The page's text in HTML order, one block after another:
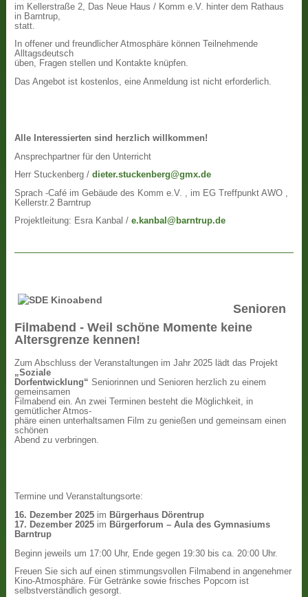
im Kellerstraße 2, Das Neue Haus / Komm e.V. hinter dem Rathaus
in Barntrup,
statt.
In offener und freundlicher Atmosphäre können Teilnehmende
Alltagsdeutsch
üben, Fragen stellen und Kontakte knüpfen.
Das Angebot ist kostenlos, eine Anmeldung ist nicht erforderlich.
Alle Interessierten sind herzlich willkommen!
Ansprechpartner für den Unterricht
Herr Stuckenberg /dieter.stuckenberg@gmx.de
Sprach -Café im Gebäude des Komm e.V. , im EG Treffpunkt AWO ,
Kellerstr.2 Barntrup
Projektleitung: Esra Kanbal /e.kanbal@barntrup.de
Senioren
Filmabend - Weil schöne Momente keine
Altersgrenze kennen!
Zum Abschluss der Veranstaltungen im Jahr 2025 lädt das Projekt
„Soziale
Dorfentwicklung“ Seniorinnen und Senioren herzlich zu einem
gemeinsamen
Filmabend ein. An zwei Terminen besteht die Möglichkeit, in
gemütlicher Atmos-
phäre einen unterhaltsamen Film zu genießen und gemeinsam einen
schönen
Abend zu verbringen.
Termine und Veranstaltungsorte:
16. Dezember 2025 im Bürgerhaus Dörentrup
17. Dezember 2025 im Bürgerforum – Aula des Gymnasiums
Barntrup
Beginn jeweils um 17:00 Uhr, Ende gegen 19:30 bis ca. 20:00 Uhr.
Freuen Sie sich auf einen stimmungsvollen Filmabend in angenehmer
Kino-Atmosphäre. Für Getränke sowie frisches Popcorn ist
selbstverständlich gesorgt.